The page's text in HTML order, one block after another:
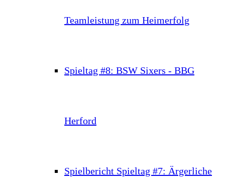
Teamleistung zum Heimerfolg
Spieltag #8: BSW Sixers - BBG
Herford
Spielbericht Spieltag #7: Ärgerliche